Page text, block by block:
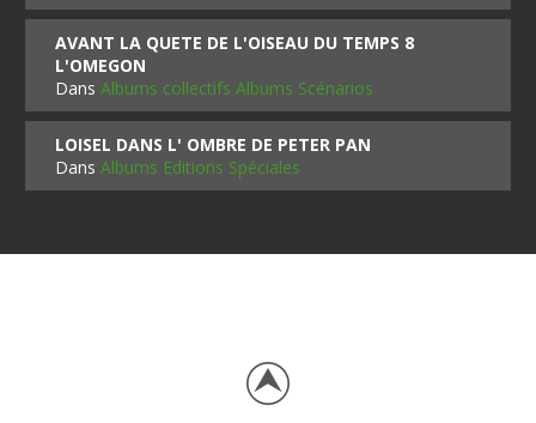
AVANT LA QUETE DE L'OISEAU DU TEMPS 8
L'OMEGON
DansAlbums collectifs Albums Scénarios
LOISEL DANS L' OMBRE DE PETER PAN
DansAlbums Editions Spéciales